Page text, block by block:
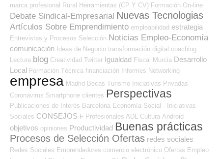
marca profesional Rural Herramientas (CP Y CV) Formación On-line
Debate Sindical-Empresarial Nuevas Tecnologias
Artículos Sobre Emprendimiento empleabilidad estrategia
Entrevistas y Procesos Selección Noticias Empleo-Economía
comunicación Ideas de Negocio transformación digital coaching
Lectura blog Creatividad Twitter Igualdad Fiscal Murcia Desarrollo
Local Formación Técnica financiación Informes Networking
empresa Madrid Becas Turismo Iniciativas Privadas
Coronavirus Smartphone clientes Perspectivas
Publicaciones de Interés Barcelona Economía Social - Iniciativas
Sociales CONSEJOS F Profesionales ADL Cultura Android
objetivos opiniones Productividad Buenas prácticas
Procesos de Selección Ofertas redes sociales
Redes Sociales Emprendedores comercio electrónico Ofertas Empleo